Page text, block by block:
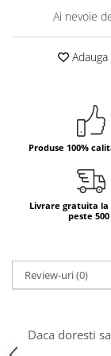
Bere italiana
Bauturi aperitive,
Sucuri si bauturi
Panettone
Produse fara
Produse de
Ai nevoie
Adauga
Produse 100%
Livrare gratuita la
peste
Review-uri(0)
Daca doresti